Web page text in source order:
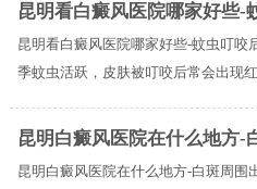
昆明看白癜风医院哪家好些-
昆明看白癜风医院哪家好些-蚊虫叮咬
季蚊虫活跃，皮肤被叮咬后常会出现
昆明白癜风医院在什么地方-
昆明白癜风医院在什么地方-白斑周围